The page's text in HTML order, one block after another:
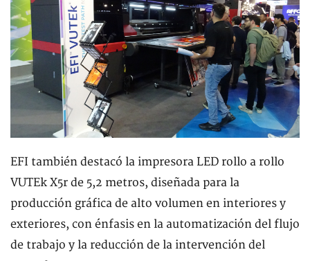
EFI también destacó la impresora LED rollo a rollo
VUTEk X5r de 5,2 metros, diseñada para la
producción gráfica de alto volumen en interiores y
exteriores, con énfasis en la automatización del flujo
de trabajo y la reducción de la intervención del